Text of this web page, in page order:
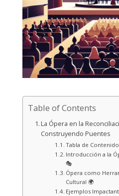
Table of Contents
La Ópera en la
Construyendo Puentes
Tabla de
Introducción a la
🎭
Ópera como
Cultural 🌍
Ejemplos